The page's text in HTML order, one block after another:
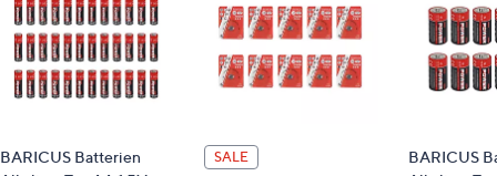
BARICUS Batterien
SALE
BARICUS